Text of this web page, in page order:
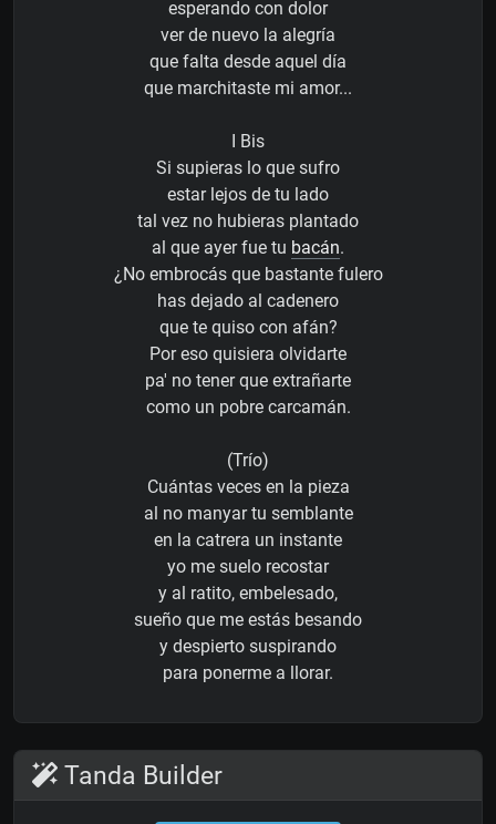
esperando con dolor
ver de nuevo la alegría
que falta desde aquel día
que marchitaste mi amor...
I Bis
Si supieras lo que sufro
estar lejos de tu lado
tal vez no hubieras plantado
al que ayer fue tu bacán.
¿No embrocás que bastante fulero
has dejado al cadenero
que te quiso con afán?
Por eso quisiera olvidarte
pa' no tener que extrañarte
como un pobre carcamán.
(Trío)
Cuántas veces en la pieza
al no manyar tu semblante
en la catrera un instante
yo me suelo recostar
y al ratito, embelesado,
sueño que me estás besando
y despierto suspirando
para ponerme a llorar.
Tanda Builder